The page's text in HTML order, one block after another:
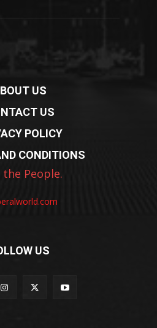
US
US
POLICY
CONDITIONS
People.
US